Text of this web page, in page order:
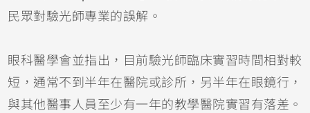
民眾對驗光師專業的誤解。
眼科醫學會並指出，目前驗光師臨床實習時間相對較
短，通常不到半年在醫院或診所，另半年在眼鏡行，
與其他醫事人員至少有一年的教學醫院實習有落差。